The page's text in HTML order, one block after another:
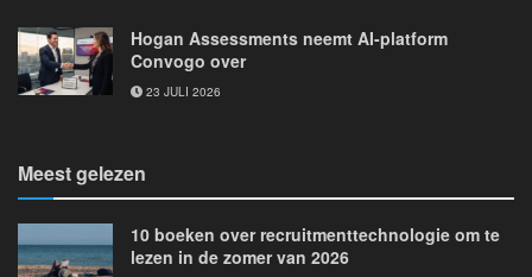
Hogan Assessments neemt AI-platform
Convogo over
23 JULI 2026
Meest gelezen
10 boeken over recruitmenttechnologie om te
lezen in de zomer van 2026